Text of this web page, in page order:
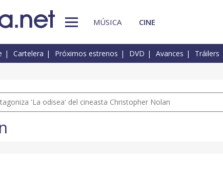
MÚSICA CINE
Cartelera Próximos estrenos DVD Avances Tráilers
'La odisea' del cineasta Christopher Nolan